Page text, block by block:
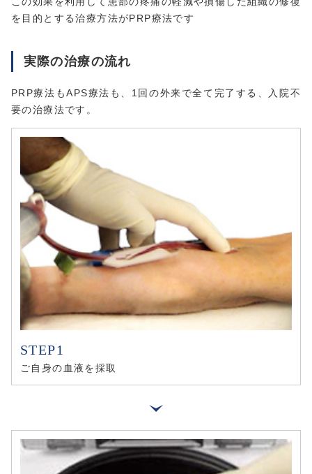
を目的とする治療方法がPRP療法です
実際の治療の流れ
PRP療法もAPS療法も、1回の外来で全て完了する、入院不
要の治療法です。
ご自身の血液を採取